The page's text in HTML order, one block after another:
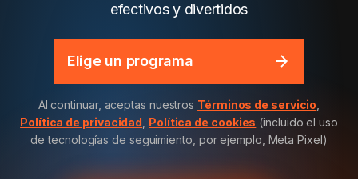
efectivos y divertidos
Elige un programa
Al continuar, aceptas nuestros Términos de servicio
Política de privacidad Política de cookies (incluido el uso
de tecnologías de seguimiento, por ejemplo, Meta Pixel)